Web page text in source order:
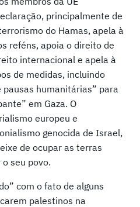
principalmente de
do Hamas, apela à
reféns, apoia o direito de
internacional e apela à
de medidas, incluindo
humanitárias” para
em Gaza. O
europeu e
genocida de Israel,
de ocupar as terras
seu povo.
com o fato de alguns
palestinos na